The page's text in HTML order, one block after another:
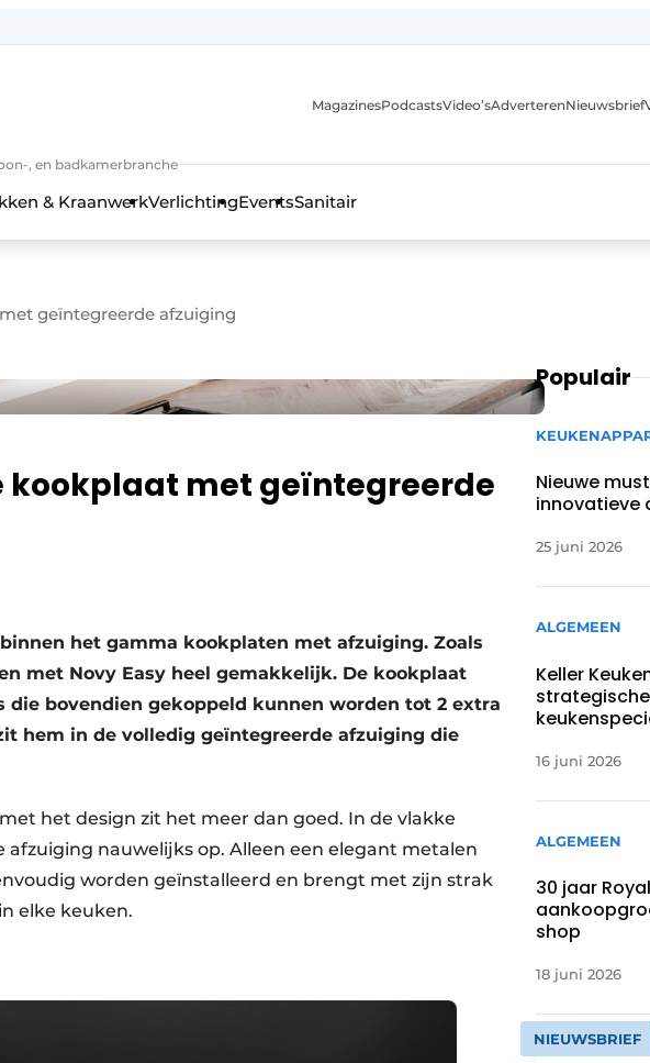
en techniek in de keuken-, woon-, en badkamerbranche
, en badkamerbranche
MagazinesPodcastsVideo’sAdverterenNieuwsbrief
& KraanwerkVerlichtingEventsSanitair
geïntegreerde afzuiging
kookplaat met geïntegreerde
het gamma kookplaten met afzuiging. Zoals
met Novy Easy heel gemakkelijk. De kookplaat
bovendien gekoppeld kunnen worden tot 2 extra
hem in de volledig geïntegreerde afzuiging die
het design zit het meer dan goed. In de vlakke
nauwelijks op. Alleen een elegant metalen
worden geïnstalleerd en brengt met zijn strak
elke keuken.
Populair
Nieuwe
innovatieve
25 juni 2026
ALGEMEEN
Keller
16 juni 2026
ALGEMEEN
30 jaar
shop
18 juni 2026
NIEUWSBRIEF